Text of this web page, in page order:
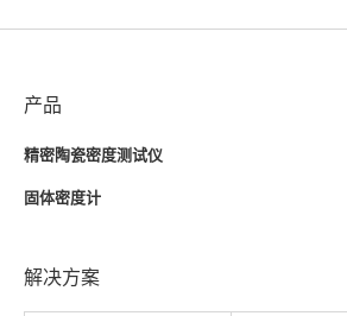
产品
精密陶瓷密度测试仪
固体密度计
解决方案